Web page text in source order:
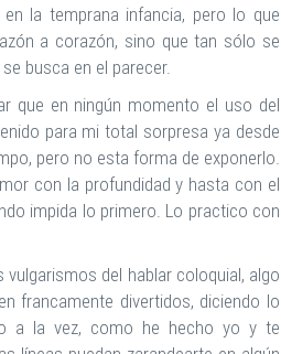
la temprana infancia, pero lo que
a corazón, sino que tan sólo se
busca en el parecer.
que en ningún momento el uso del
para mi total sorpresa ya desde
pero no esta forma de exponerlo.
con la profundidad y hasta con el
impida lo primero. Lo practico con
del hablar coloquial, algo
francamente divertidos, diciendo lo
a la vez, como he hecho yo y te